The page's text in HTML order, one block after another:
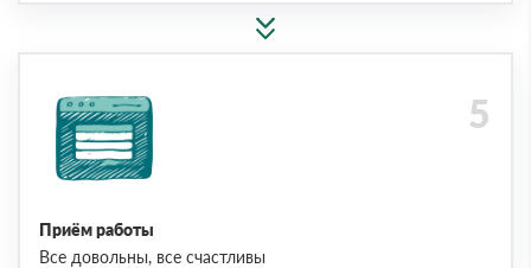
Приём работы
Все довольны, все счастливы